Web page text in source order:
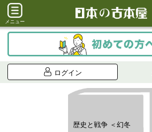
メニュー
ログイン
歴史と戦争 ＜幻冬